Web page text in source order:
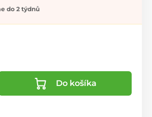
do 2 týdnů
Do košíka